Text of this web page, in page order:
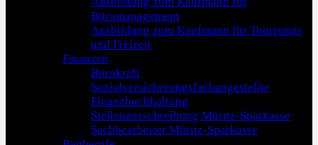
Büromanagement
Ausbildung zum Kaufmann für Tourismus
und Freizeit
Finanzen
Bürokraft
Sozialversicherungsfachangestellte
Finanzbuchhaltung
Stellenausschreibung Müritz-Sparkasse
Sachbearbeiter Müritz-Sparkasse